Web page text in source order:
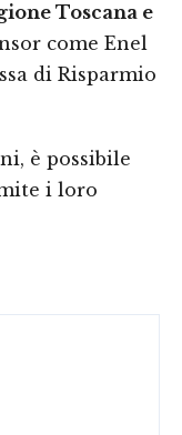
Toscana e
come Enel
di Risparmio
è possibile
i loro